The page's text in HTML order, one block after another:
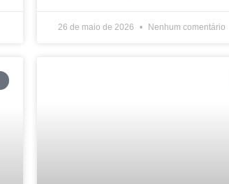
26 de maio de 2026 Nenhum comentário